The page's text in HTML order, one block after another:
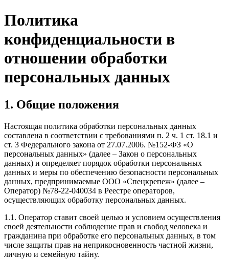
Политика
конфиденциальности в
отношении обработки
персональных данных
1. Общие положения
Настоящая политика обработки персональных данных
составлена в соответствии с требованиями п. 2 ч. 1 ст. 18.1 и
ст. 3 Федерального закона от 27.07.2006. №152-ФЗ «О
персональных данных» (далее – Закон о персональных
данных) и определяет порядок обработки персональных
данных и меры по обеспечению безопасности персональных
данных, предпринимаемые ООО «Спецкрепеж» (далее –
Оператор) №78-22-040034 в Реестре операторов,
осуществляющих обработку персональных данных.
1.1. Оператор ставит своей целью и условием осуществления
своей деятельности соблюдение прав и свобод человека и
гражданина при обработке его персональных данных, в том
числе защиты прав на неприкосновенность частной жизни,
личную и семейную тайну.